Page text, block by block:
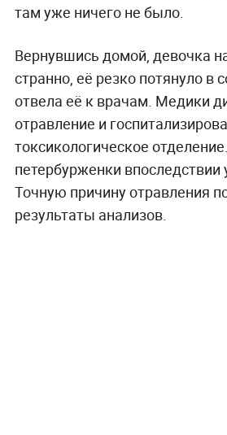
там уже ничего не было.
Вернувшись домой, девочка
странно, её резко потянуло в
отвела её к врачам. Медики
отравление и
токсикологическое
петербурженки впоследствии
Точную причину отравления
результаты анализов.